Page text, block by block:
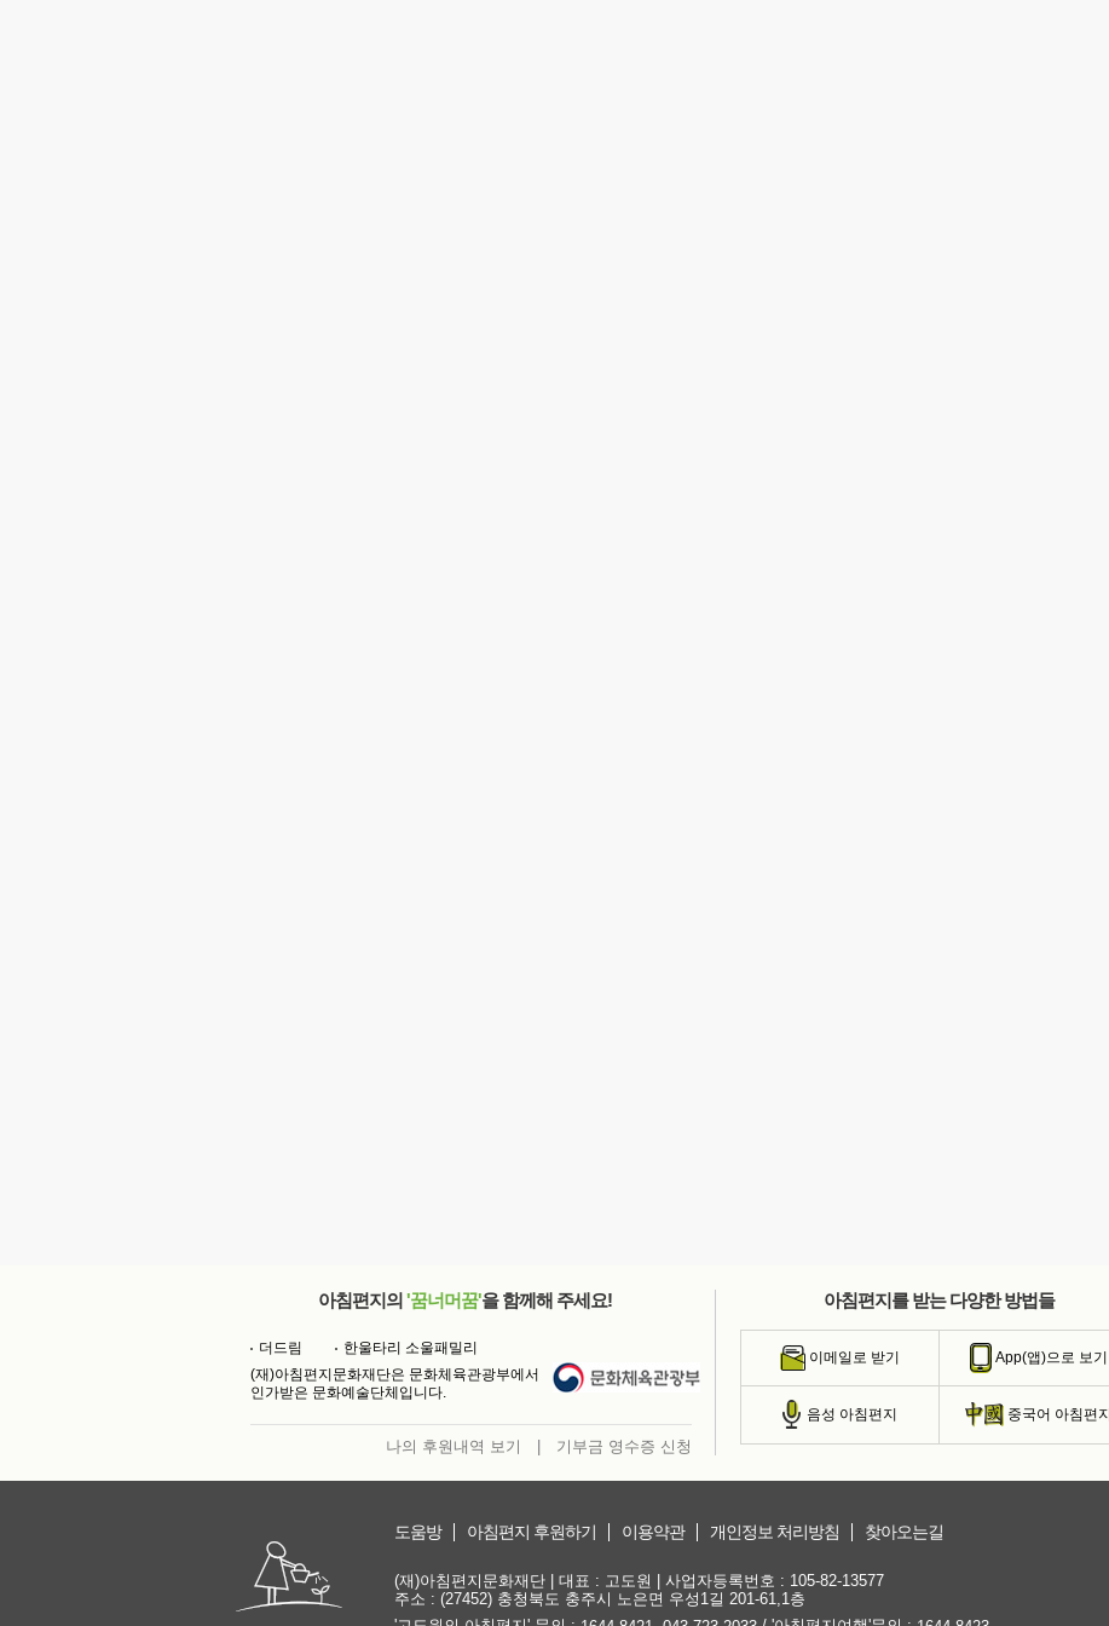
아침편지의 '꿈너머꿈'을 함께해 주세요!
더드림
한울타리 소울패밀리
(재)아침편지문화재단은 문화체육관광부에서
인가받은 문화예술단체입니다.
나의 후원내역 보기 기부금 영수증 신청
아침편지를 받는 다양한 방법들
이메일로 받기 App(앱)으로 보기
음성 아침편지 중국어 아침편지
도움방 아침편지 후원하기 이용약관 개인정보 처리방침 찾아오는길
(재)아침편지문화재단 | 대표 : 고도원 | 사업자등록번호 : 105-82-13577
주소 : (27452) 충청북도 충주시 노은면 우성1길 201-61,1층